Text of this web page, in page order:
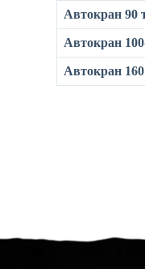
Автокран 90
Автокран
Автокран